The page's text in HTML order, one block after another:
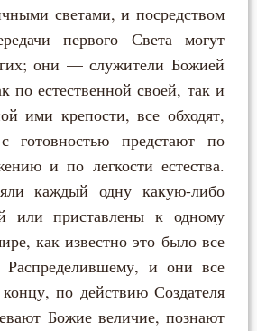
светами, и посредством
первого Света могут
они — служители Божией
по естественной своей, так и
ими крепости, все обходят,
готовностью предстают по
и по легкости естества.
каждый одну какую-либо
или приставлены к одному
как известно это было все
и они все
по действию Создателя
Божие величие, познают